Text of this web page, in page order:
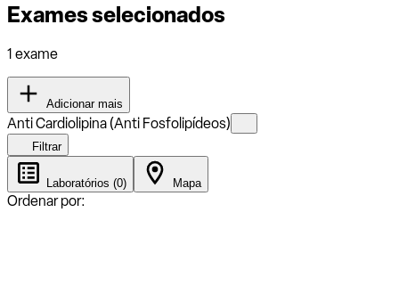
Exames selecionados
1 exame
Adicionar mais
Anti Cardiolipina (Anti Fosfolipídeos)
Filtrar
Laboratórios (0) Mapa
Ordenar por: